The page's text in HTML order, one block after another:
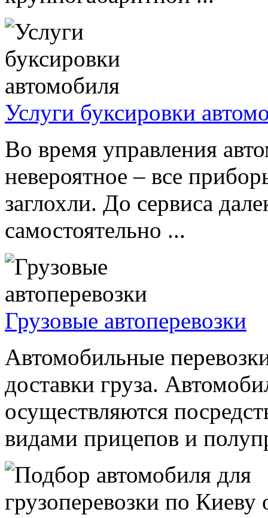
Услуги буксировки
Во время управления
невероятное – все
заглохли. До сервиса
самостоятельно ...
Грузовые автоперевозки
Автомобильные
доставки груза.
осуществляются
видами прицепов и